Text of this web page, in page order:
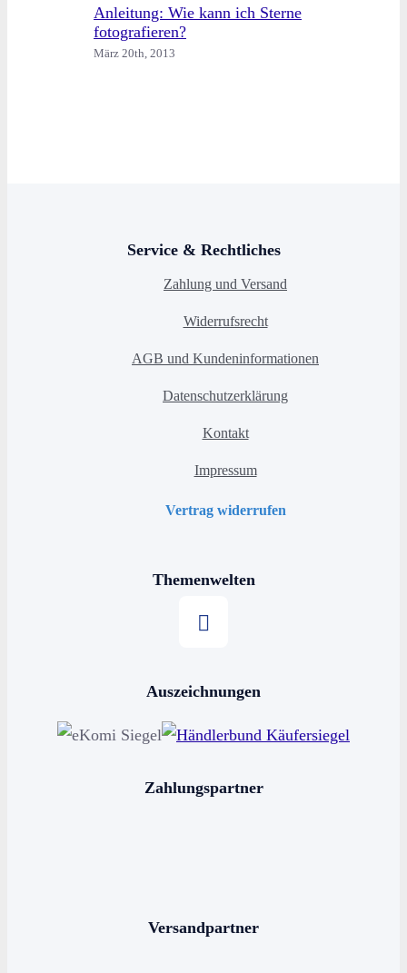
Anleitung: Wie kann ich Sterne
fotografieren?
März 20th, 2013
Service & Rechtliches
Zahlung und Versand
Widerrufsrecht
AGB und Kundeninformationen
Datenschutzerklärung
Kontakt
Impressum
Vertrag widerrufen
Themenwelten
Horoskop kaufen
Sternschnuppe kaufen
Auszeichnungen
Zahlungspartner
Versandpartner